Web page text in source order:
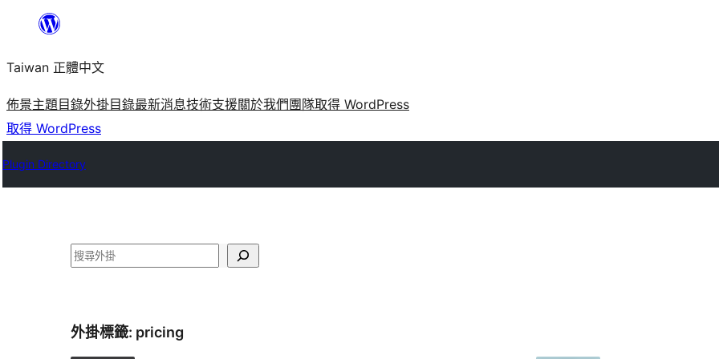
主
要
內
容
Taiwan 正體中文
佈景主題目錄外掛目錄最新消息技術支援關於我們 團隊取得 WordPress
取得 WordPress
Plugin Directory
搜
外掛標籤: pricing